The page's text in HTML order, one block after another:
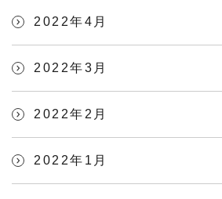
2022年4月
2022年3月
2022年2月
2022年1月